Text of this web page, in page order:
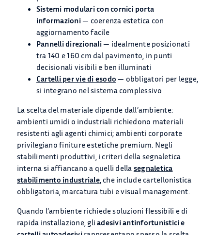
Sistemi modulari con cornici porta
informazioni— coerenza estetica con
aggiornamento facile
Pannelli direzionali— idealmente posizionati
tra 140 e 160 cm dal pavimento, in punti
decisionali visibili e ben illuminati
Cartelli per vie di esodo — obbligatori per legge,
si integrano nel sistema complessivo
La scelta del materiale dipende dall’ambiente:
ambienti umidi o industriali richiedono materiali
resistenti agli agenti chimici; ambienti corporate
privilegiano finiture estetiche premium. Negli
stabilimenti produttivi, i criteri della segnaletica
interna si affiancano a quelli della segnaletica
stabilimento industriale, che include cartellonistica
obbligatoria, marcatura tubi e visual management.
Quando l’ambiente richiede soluzioni flessibili e di
rapida installazione, gliadesivi antinfortunistici e